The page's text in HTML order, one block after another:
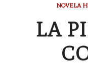
NOVELA
LA